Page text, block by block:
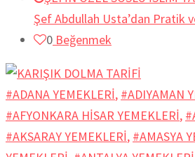
Şef Abdullah Usta’dan Pratik
0 Beğenmek
#ADANA YEMEKLERİ, #ADIYAMAN
#AFYONKARA HİSAR YEMEKLERİ,
#AKSARAY YEMEKLERİ, #AMASYA